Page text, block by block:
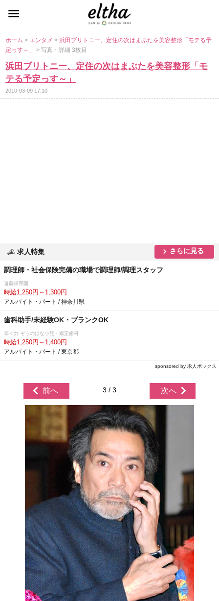
ホーム> エンタメ>浜田ブリトニー、定住の次はまぶたを美容整形「モテる予
定っす～」> 写真・詳細 3枚目
浜田ブリトニー、定住の次はまぶたを美容整形「モ
テる予定っす～」
2010-03-09 17:10
求人特集 さらに見る
調理師・社会保険完備の職場で調理師/調理スタッフ
遠藤保育園
時給1,250円～1,300円
アルバイト・パート / 神奈川県
歯科助手/未経験OK・ブランクOK
等々力 ぞうのはな小児・矯正歯科
時給1,250円～1,400円
アルバイト・パート / 東京都
sponsored by 求人ボックス
前へ 3 / 3 次へ